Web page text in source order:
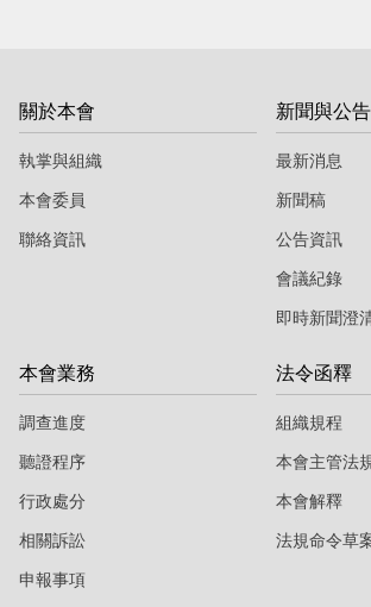
關於本會
執掌與組織
本會委員
聯絡資訊
新聞與公告
最新消息
新聞稿
公告資訊
會議紀錄
即時新聞澄
本會業務
調查進度
聽證程序
行政處分
相關訴訟
申報事項
法令函釋
組織規程
本會主管法
本會解釋
法規命令草